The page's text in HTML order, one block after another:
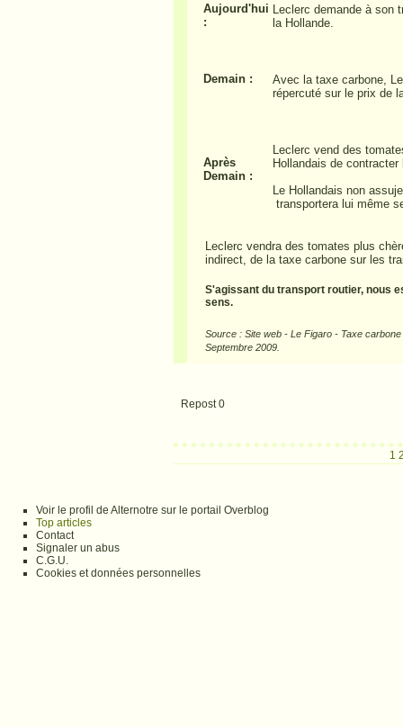
Aujourd'hui
:
Leclerc demande à son
la Hollande.
Demain :
Avec la taxe carbone,
répercuté sur le prix de
Après
Demain :
Leclerc vend des
Hollandais de
Le Hollandais non
transportera lui même
Leclerc vendra des tomates plus
indirect, de la taxe carbone sur les
S'agissant du transport routier, nous
sens.
Source : Site web - Le Figaro - Taxe
Septembre 2009.
Repost 0
1
Voir le profil de Alternotre sur le portail Overblog
Top articles
Contact
Signaler un abus
C.G.U.
Cookies et données personnelles